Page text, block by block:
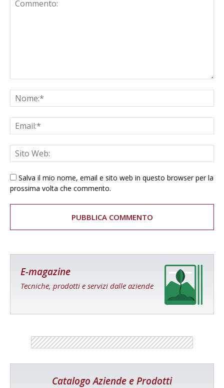
Salva il mio nome, email e sito web in questo browser per la
prossima volta che commento.
E-magazine
Tecniche, prodotti e servizi dalle aziende
Catalogo Aziende e Prodotti